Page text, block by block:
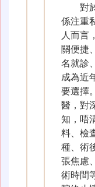
對
係注重
人而言
關便捷
名就診
成為近
要選擇
醫，對
知，唔
料、檢
種、術
張焦慮
術時間